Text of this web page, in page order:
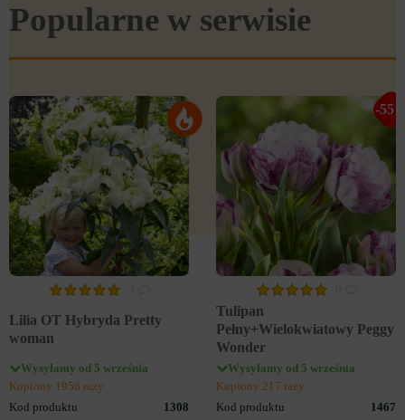
Popularne w serwisie
Lilia OT Hybryda Pretty
woman
Wysyłamy od 5 września
Kupiony 1956 razy
Kod produktu
1308
-
Tulipan
Pełny+Wielokwiatowy Peggy
Wonder
Wysyłamy od 5 września
Kupiony 217 razy
Kod produktu
1467